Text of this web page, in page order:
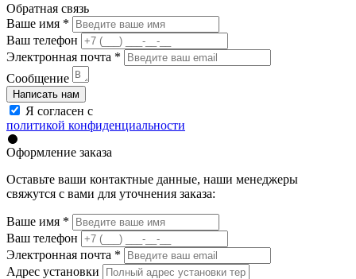
Обратная связь
Ваше имя *
Ваш телефон
Электронная почта *
Сообщение
Написать нам
Я согласен с
политикой конфиденциальности
Оформление заказа
Оставьте ваши контактные данные, наши менеджеры
свяжутся с вами для уточнения заказа:
Ваше имя *
Ваш телефон
Электронная почта *
Адрес установки